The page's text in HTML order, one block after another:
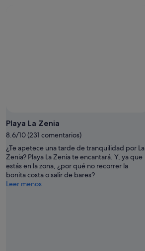
Playa La Zenia
8.6/10 (231 comentarios)
¿Te apetece una tarde de tranquilidad por La
Zenia? Playa La Zenia te encantará. Y, ya que
estás en la zona, ¿por qué no recorrer la
bonita costa o salir de bares?
Leer menos